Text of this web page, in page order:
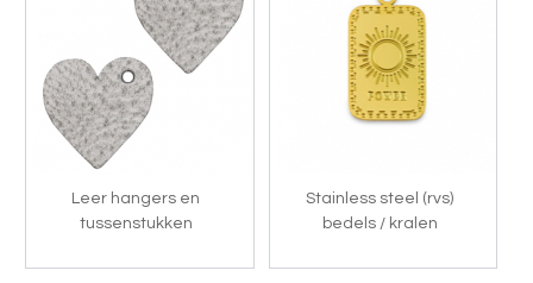
Leer hangers en
tussenstukken
Stainless steel (rvs)
bedels / kralen